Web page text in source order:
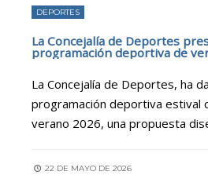
DEPORTES
La Concejalía de Deportes
programación deportiva de
La Concejalía de Deportes, ha
programación deportiva estival
verano 2026, una propuesta
22 DE MAYO DE 2026